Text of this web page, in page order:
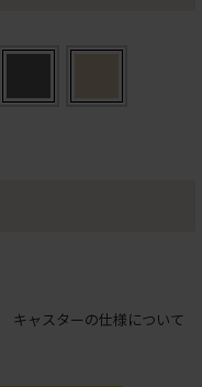
キャスターの仕様について